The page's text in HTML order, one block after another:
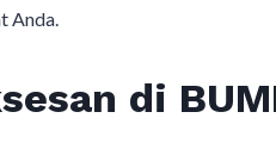
Anda.
di